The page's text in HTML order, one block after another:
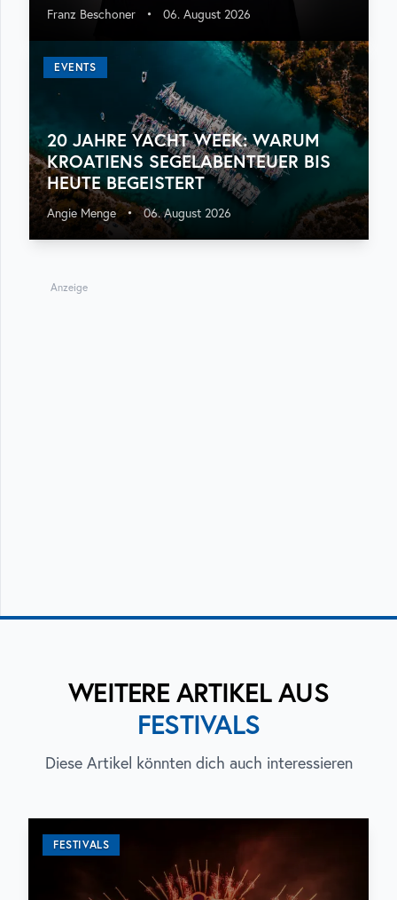
Franz Beschoner • 06. August 2026
EVENTS
20 JAHRE YACHT WEEK: WARUM
KROATIENS SEGELABENTEUER BIS
HEUTE BEGEISTERT
Angie Menge • 06. August 2026
Anzeige
WEITERE ARTIKEL AUS
FESTIVALS
Diese Artikel könnten dich auch interessieren
FESTIVALS